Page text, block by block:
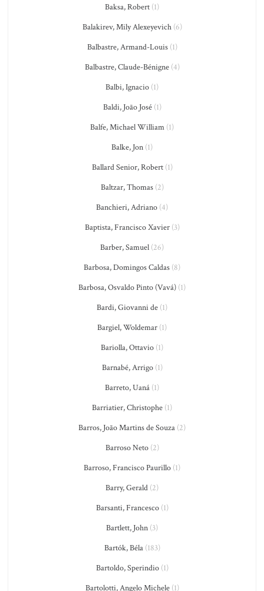
Baksa, Robert (1)
Balakirev, Mily Alexeyevich(6)
Balbastre, Armand-Louis(1)
Balbastre, Claude-Bénigne(4)
Balbi, Ignacio (1)
Baldi, João José(1)
Balfe, Michael William (1)
Balke, Jon (1)
Ballard Senior, Robert(1)
Baltzar, Thomas(2)
Banchieri, Adriano (4)
Baptista, Francisco Xavier(3)
Barber, Samuel (26)
Barbosa, Domingos Caldas (8)
Barbosa, Osvaldo Pinto (Vavá) (1)
Bardi, Giovanni de (1)
Bargiel, Woldemar (1)
Bariolla, Ottavio (1)
Barnabé, Arrigo(1)
Barreto, Uaná (1)
Barriatier, Christophe (1)
Barros, João Martins de Souza (2)
Barroso Neto(2)
Barroso, Francisco Paurillo (1)
Barry, Gerald (2)
Barsanti, Francesco(1)
Bartlett, John (3)
Bartók, Béla(183)
Bartoldo, Sperindio(1)
Bartolotti, Angelo Michele(1)